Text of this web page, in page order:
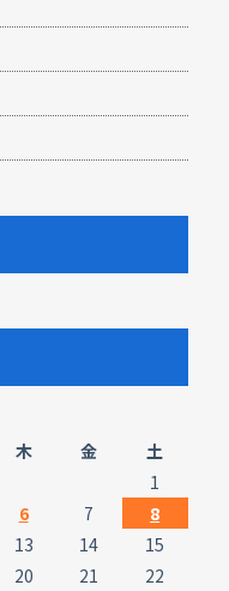
木 金
土
1
6 7
8
13 14
15
20 21 22